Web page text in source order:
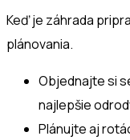
Keď je záhrada
plánovania.
Objednajte si
najlepšie
Plánujte aj